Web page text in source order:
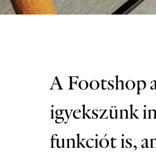
A Footshop
igyekszünk
funkciót is,